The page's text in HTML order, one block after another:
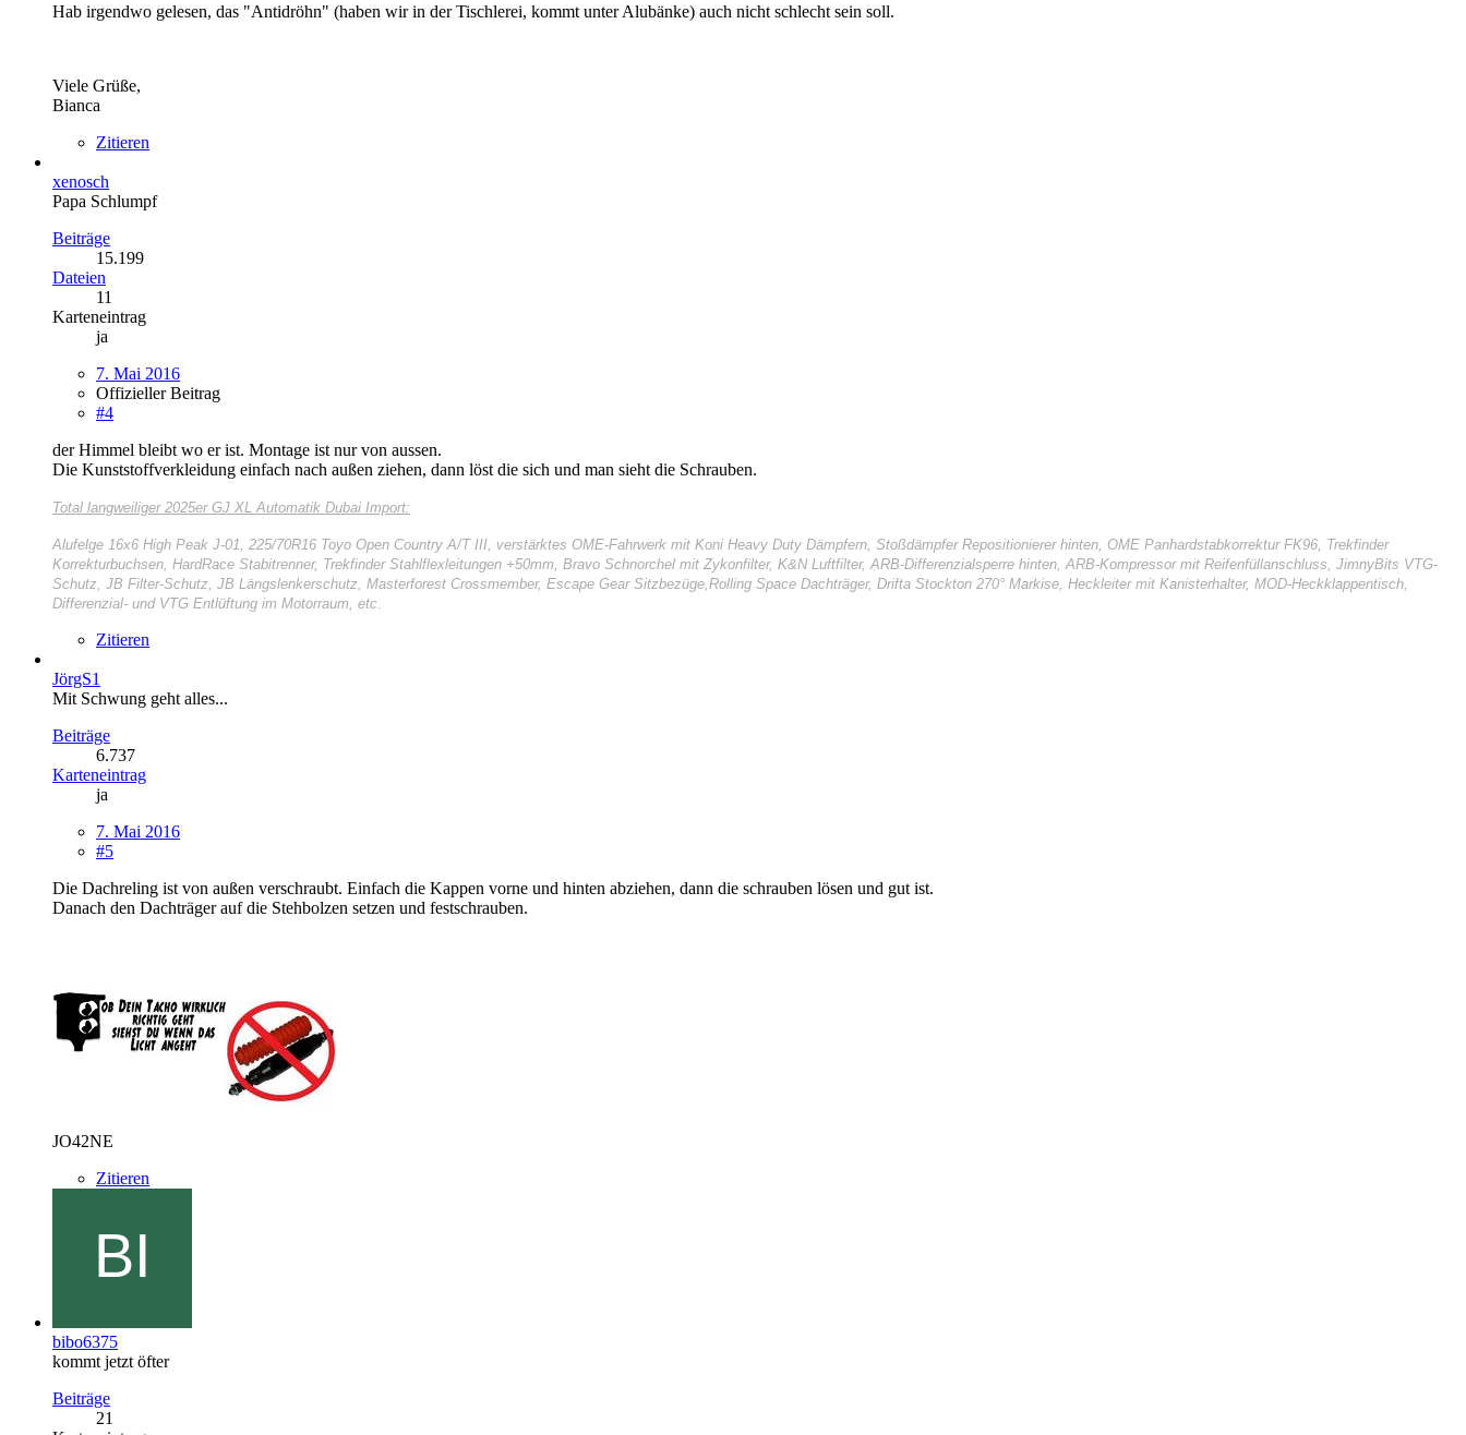
Hab irgendwo gelesen, das "Antidröhn" (haben wir in der Tischlerei, kommt unter Alubänke) auch nicht schlecht sein soll.
Viele Grüße,
Bianca
Zitieren
xenosch
Papa Schlumpf
Beiträge
15.199
Dateien
11
Karteneintrag
ja
7. Mai 2016
Offizieller Beitrag
#4
der Himmel bleibt wo er ist. Montage ist nur von aussen.
Die Kunststoffverkleidung einfach nach außen ziehen, dann löst die sich und man sieht die Schrauben.
Total langweiliger 2025er GJ XL Automatik Dubai Import:
Alufelge 16x6 High Peak J-01, 225/70R16 Toyo Open Country A/T III, verstärktes OME-Fahrwerk mit Koni Heavy Duty Dämpfern, Stoßdämpfer Repositionierer hinten, OME Panhardstabkorrektur FK96, Trekfinder
Korrekturbuchsen, HardRace Stabitrenner, Trekfinder Stahlflexleitungen +50mm, Bravo Schnorchel mit Zykonfilter, K&N Luftfilter, ARB-Differenzialsperre hinten, ARB-Kompressor mit Reifenfüllanschluss, JimnyBits VTG-
Schutz, JB Filter-Schutz, JB Längslenkerschutz, Masterforest Crossmember, Escape Gear Sitzbezüge,Rolling Space Dachträger, Drifta Stockton 270° Markise, Heckleiter mit Kanisterhalter, MOD-Heckklappentisch,
Differenzial- und VTG Entlüftung im Motorraum, etc.
Zitieren
JörgS1
Mit Schwung geht alles...
Beiträge
6.737
Karteneintrag
ja
7. Mai 2016
#5
Die Dachreling ist von außen verschraubt. Einfach die Kappen vorne und hinten abziehen, dann die schrauben lösen und gut ist.
Danach den Dachträger auf die Stehbolzen setzen und festschrauben.
JO42NE
Zitieren
bibo6375
kommt jetzt öfter
Beiträge
21